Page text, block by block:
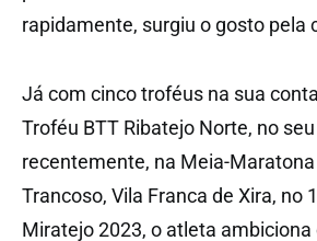
rapidamente, surgiu o gosto pela
Já com cinco troféus na sua
Troféu BTT Ribatejo Norte, no
recentemente, na Meia-
Trancoso, Vila Franca de Xira, no
Miratejo 2023, o atleta ambiciona